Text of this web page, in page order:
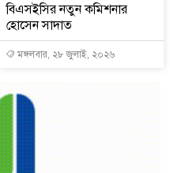
বিএসইসির নতুন কমিশনার
হোসেন সাদাত
মঙ্গলবার, ২৮ জুলাই, ২০২৬